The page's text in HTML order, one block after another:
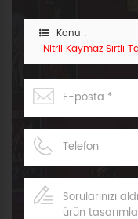
Konu :
Nitril Kaymaz Sırtlı